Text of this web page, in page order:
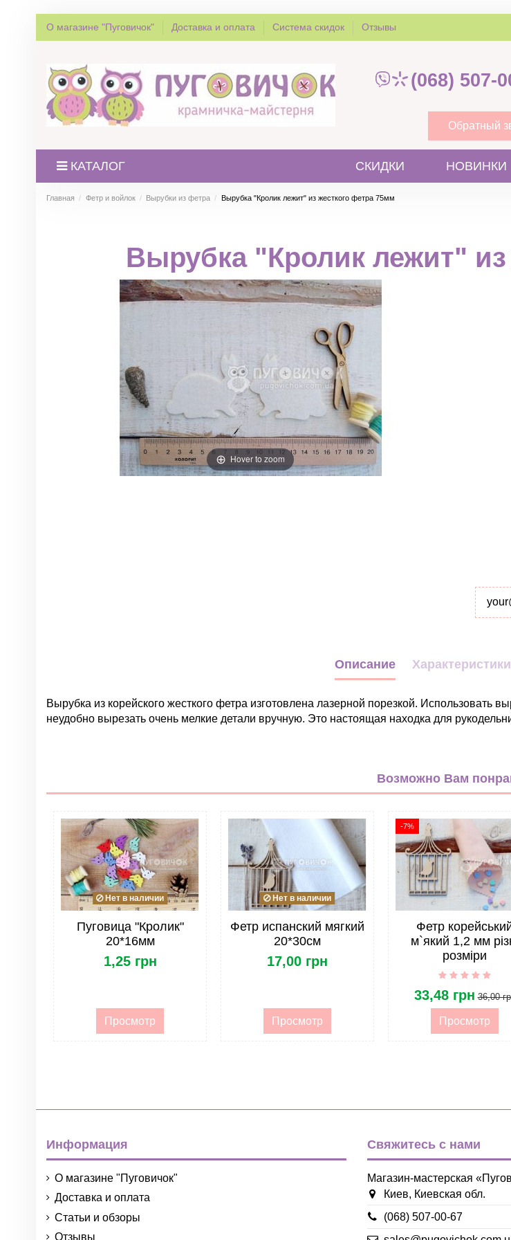
О магазине "Пуговичок" Доставка и оплата Система скидок Отзывы
(068) 507-
Обратный
КАТАЛОГ СКИДКИ НОВИНКИ
Главная Фетр и войлок Вырубки из фетра Вырубка "Кролик лежит" из жесткого фетра 75мм
Вырубка "Кролик лежит"
Hover to zoom
Описание Характеристики
Вырубка из корейского жесткого фетра изготовлена ​​лазерной порезкой. Использовать
неудобно вырезать очень мелкие детали вручную. Это настоящая находка для
молочный
шампань
Материал Фетр
Размер 75 мм
Страна Корея
Жесткость фетра Жесткий
Возможно Вам
Нет в наличии
Пуговица "Кролик"
20*16мм
1,25 грн
Просмотр
Нет в наличии
Фетр испанский мягкий
20*30см
17,00 грн
Просмотр
-7%
Фетр
м`який 1,2 мм
розміри
33,48 грн 36,00
Просмотр
Информация
О магазине "Пуговичок"
Доставка и оплата
Статьи и обзоры
Отзывы
Свяжитесь с нами
Магазин-мастерская
Киев, Киевская обл.
(068) 507-00-67